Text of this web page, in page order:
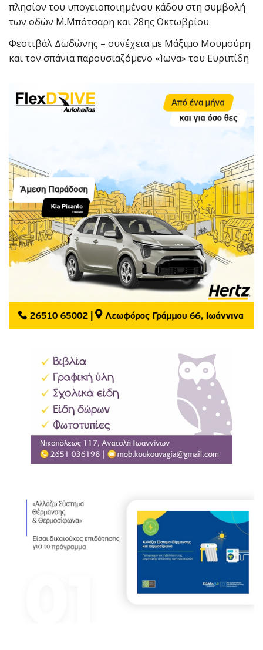
πλησίον του υπογειοποιημένου κάδου στη συμβολή
των οδών Μ.Μπότσαρη και 28ης Οκτωβρίου
Φεστιβάλ Δωδώνης – συνέχεια με Μάξιμο Μουμούρη
και τον σπάνια παρουσιαζόμενο «Ίωνα» του Ευριπίδη